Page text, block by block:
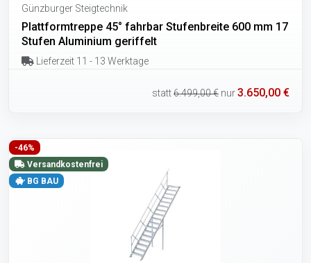
Günzburger Steigtechnik
Plattformtreppe 45° fahrbar Stufenbreite 600 mm 17
Stufen Aluminium geriffelt
Lieferzeit 11 - 13 Werktage
statt6.499,00 € nur3.650,00 €
-46%
Versandkostenfrei
BG BAU